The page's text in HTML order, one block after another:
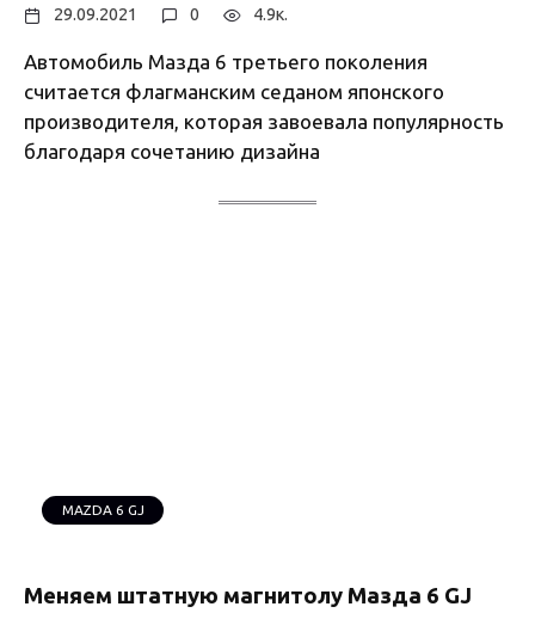
29.09.2021 0 4.9к.
Автомобиль Мазда 6 третьего поколения
считается флагманским седаном японского
производителя, которая завоевала популярность
благодаря сочетанию дизайна
MAZDA 6 GJ
Меняем штатную магнитолу Мазда 6 GJ